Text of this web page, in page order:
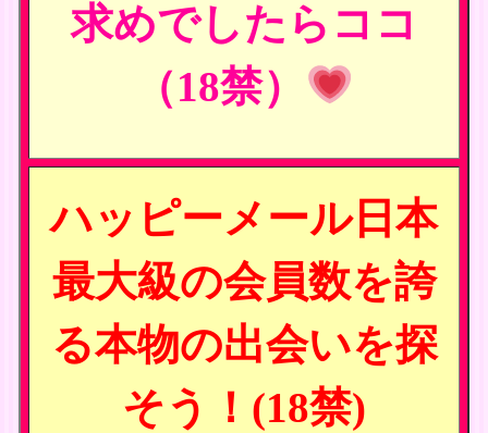
求めでしたらココ
（18禁）
ハッピーメール日本
最大級の会員数を誇
る本物の出会いを探
そう！(18禁)